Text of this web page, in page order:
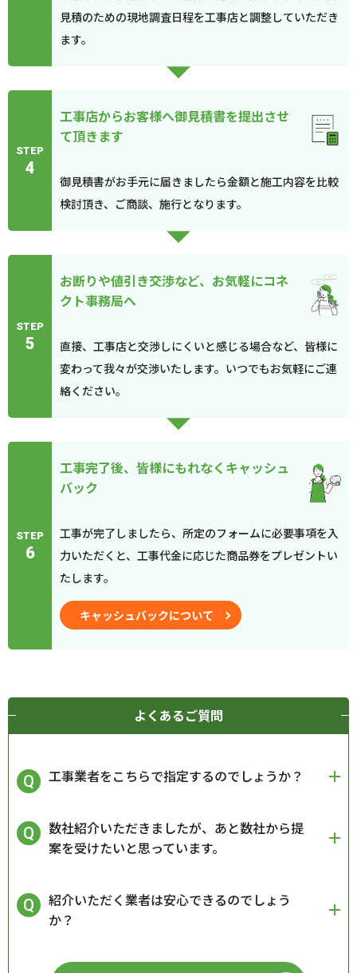
見積のための現地調査日程を工事店と調整していただき
ます。
STEP
4
工事店からお客様へ御見積書を提出させ
て頂きます
御見積書がお手元に届きましたら金額と施工内容を比較
検討頂き、ご商談、施行となります。
STEP
5
お断りや値引き交渉など、お気軽にコネ
クト事務局へ
直接、工事店と交渉しにくいと感じる場合など、皆様に
変わって我々が交渉いたします。いつでもお気軽にご連
絡ください。
STEP
6
工事完了後、皆様にもれなくキャッシュ
バック
工事が完了しましたら、所定のフォームに必要事項を入
力いただくと、工事代金に応じた商品券をプレゼントい
たします。
キャッシュバックについて
よくあるご質問
工事業者をこちらで指定するのでしょうか？
数社紹介いただきましたが、あと数社から提
案を受けたいと思っています。
紹介いただく業者は安心できるのでしょう
か？